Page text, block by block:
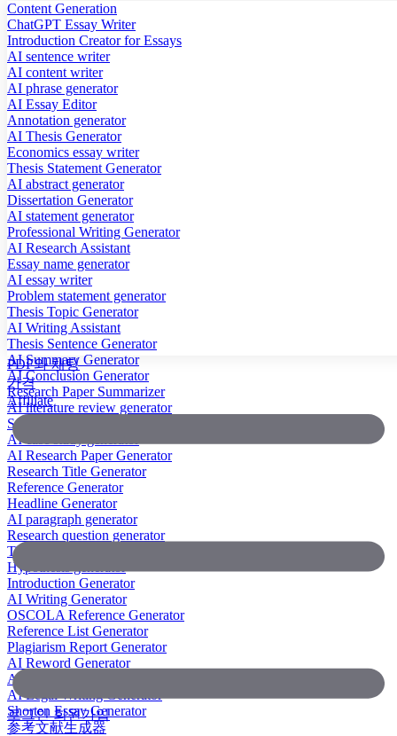
Content Generation
ChatGPT Essay Writer
Introduction Creator for Essays
AI sentence writer
AI content writer
AI phrase generator
AI Essay Editor
Annotation generator
AI Thesis Generator
Economics essay writer
Thesis Statement Generator
AI abstract generator
Dissertation Generator
AI statement generator
Professional Writing Generator
AI Research Assistant
Essay name generator
AI essay writer
Problem statement generator
Thesis Topic Generator
AI Writing Assistant
Thesis Sentence Generator
AI Summary Generator
AI Conclusion Generator
Research Paper Summarizer
AI literature review generator
Scientific Paper Summarizer
AI case study generator
AI Research Paper Generator
Research Title Generator
Reference Generator
Headline Generator
AI paragraph generator
Research question generator
Thesis paragraph generator
Hypothesis generator
Introduction Generator
AI Writing Generator
OSCOLA Reference Generator
Reference List Generator
Plagiarism Report Generator
AI Reword Generator
AI Bullet Point Generator
AI Legal Writing Generator
Shorten Essay Generator
参考文献生成器
PDF와 채팅
가격
Affiliate
로그인회원가입